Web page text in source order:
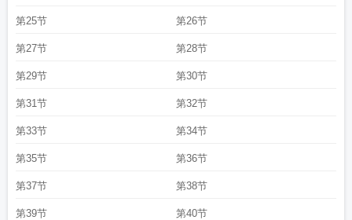
第25节 第26节
第27节 第28节
第29节 第30节
第31节 第32节
第33节 第34节
第35节 第36节
第37节 第38节
第39节 第40节